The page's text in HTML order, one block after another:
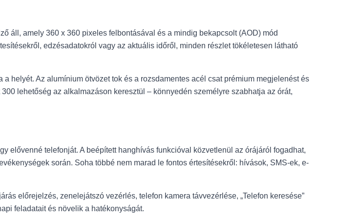
áll, amely 360 x 360 pixeles felbontásával és a mindig bekapcsolt (AOD) mód
edzésadatokról vagy az aktuális időről, minden részlet tökéletesen látható
helyét. Az alumínium ötvözet tok és a rozsdamentes acél csat prémium megjelenést és
lehetőség az alkalmazáson keresztül – könnyedén személyre szabhatja az órát,
elővenné telefonját. A beépített hanghívás funkcióval közvetlenül az órájáról fogadhat,
során. Soha többé nem marad le fontos értesítésekről: hívások, SMS-ek, e-
előrejelzés, zenelejátszó vezérlés, telefon kamera távvezérlése, „Telefon keresése”
feladatait és növelik a hatékonyságát.